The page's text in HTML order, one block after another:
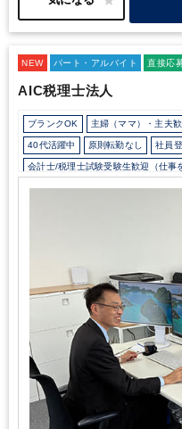
NEW パート・アルバイト 直接応
AIC税理士法人
ブランクOK 主婦（ママ）・主夫
40代活躍中 原則転勤なし 社員
会計士/税理士試験受験生歓迎（仕事
週数日OK（曜日固定） 週4日勤務